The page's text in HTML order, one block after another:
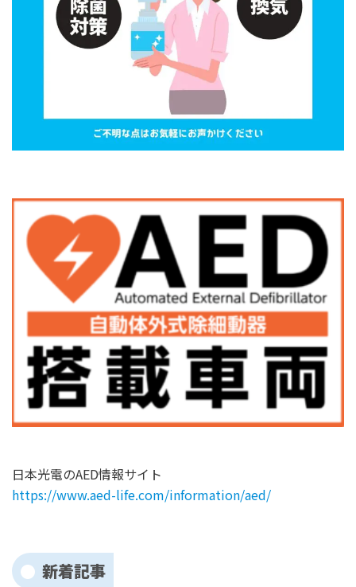
日本光電のAED情報サイト
https://www.aed-life.com/information/aed/
新着記事